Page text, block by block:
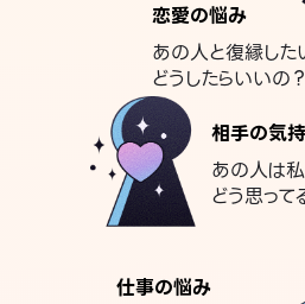
恋愛の悩み
あの人と復縁し
どうしたらいいの？
相手の気
あの人は
どう思って
仕事の悩み